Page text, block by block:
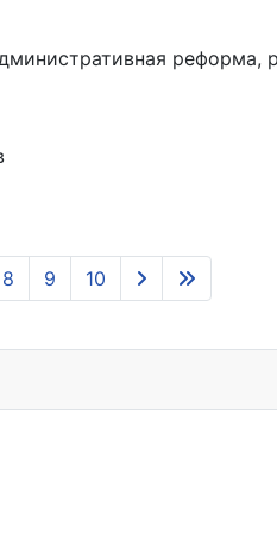
8 9 10